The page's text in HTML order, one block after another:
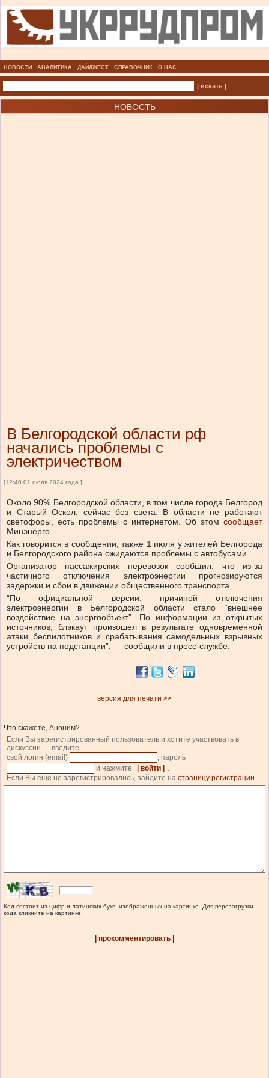
НОВОСТИ АНАЛИТИКА ДАЙДЖЕСТ СПРАВОЧНИК О НАС
| искать |
НОВОСТЬ
В Белгородской области рф
начались проблемы с
электричеством
[12:40 01 июля 2024 года ]
Около 90% Белгородской области, в том числе города Белгород
и Старый Оскол, сейчас без света. В области не работают
светофоры, есть проблемы с интернетом. Об этом сообщает
Минэнерго.
Как говорится в сообщении, также 1 июля у жителей Белгорода
и Белгородского района ожидаются проблемы с автобусами.
Организатор пассажирских перевозок сообщил, что из-за
частичного отключения электроэнергии прогнозируются
задержки и сбои в движении общественного транспорта.
“По официальной версии, причиной отключения
электроэнергии в Белгородской области стало “внешнее
воздействие на энергообъект”. По информации из открытых
источников, блэкаут произошел в результате одновременной
атаки беспилотников и срабатывания самодельных взрывных
устройств на подстанции”, — сообщили в пресс-службе.
версия для печати >>
Что скажете, Аноним?
Если Вы зарегистрированный пользователь и хотите участвовать в
дискуссии — введите
свой логин (email)
, пароль
и нажмите
| войти |
.
Если Вы еще не зарегистрировались, зайдите на страницу регистрации.
Код состоит из цифр и латинских букв, изображенных на картинке. Для перезагрузки
кода кликните на картинке.
| прокомментировать |